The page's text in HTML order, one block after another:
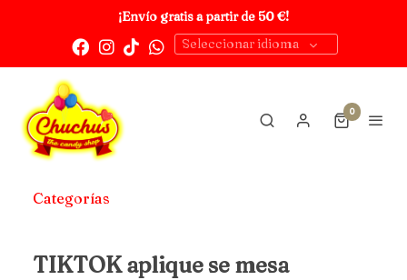
¡Envío gratis a partir de 50 €!
Seleccionar idioma
0
Categorías
TIKTOK aplique se mesa